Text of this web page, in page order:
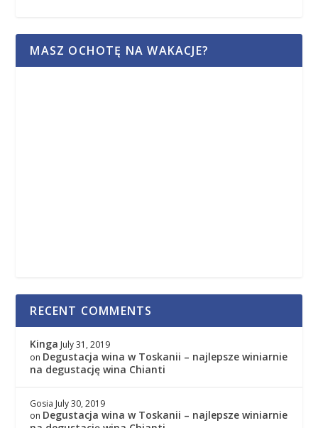
MASZ OCHOTĘ NA WAKACJE?
RECENT COMMENTS
Kinga July 31, 2019
on Degustacja wina w Toskanii – najlepsze winiarnie
na degustację wina Chianti
Gosia July 30, 2019
on Degustacja wina w Toskanii – najlepsze winiarnie